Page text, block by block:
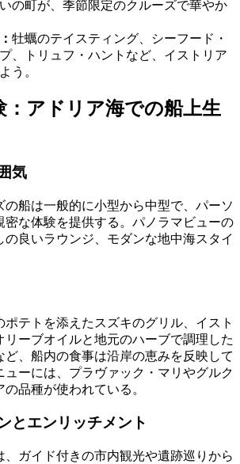
の町が、季節限定のクルーズで華やか
牡蠣のテイスティング、シーフード・
、トリュフ・ハントなど、イストリア
う。
：アドリア海での船上生
気
の船は一般的に小型から中型で、パーソ
密な体験を提供する。パノラマビューの
の良いラウンジ、モダンな地中海スタイ
ポテトを添えたスズキのグリル、イスト
リーブオイルと地元のハーブで調理した
ど、船内の食事は沿岸の恵みを反映して
ューには、プラヴァック・マリやグルク
品種が使われている。
とエンリッチメント
、ガイド付きの市内観光や遺跡巡りから